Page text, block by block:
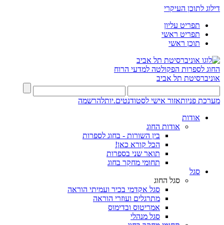
דילוג לתוכן העיקרי
תפריט עליון
תפריט ראשי
תוכן ראשי
החוג לספרות הפקולטה למדעי הרוח
אוניברסיטת תל אביב
מערכת פניותאזור אישי לסטודנטים.יותלהרשמה
אודות
אודות החוג
בין השורות - בחוג לספרות
הכל קורא כאן!
תואר שני בספרות
תחומי מחקר בחוג
סגל
סגל החוג
סגל אקדמי בכיר ועמיתי הוראה
מתרגלים ועוזרי הוראה
אמריטוס ובדימוס
סגל מנהלי